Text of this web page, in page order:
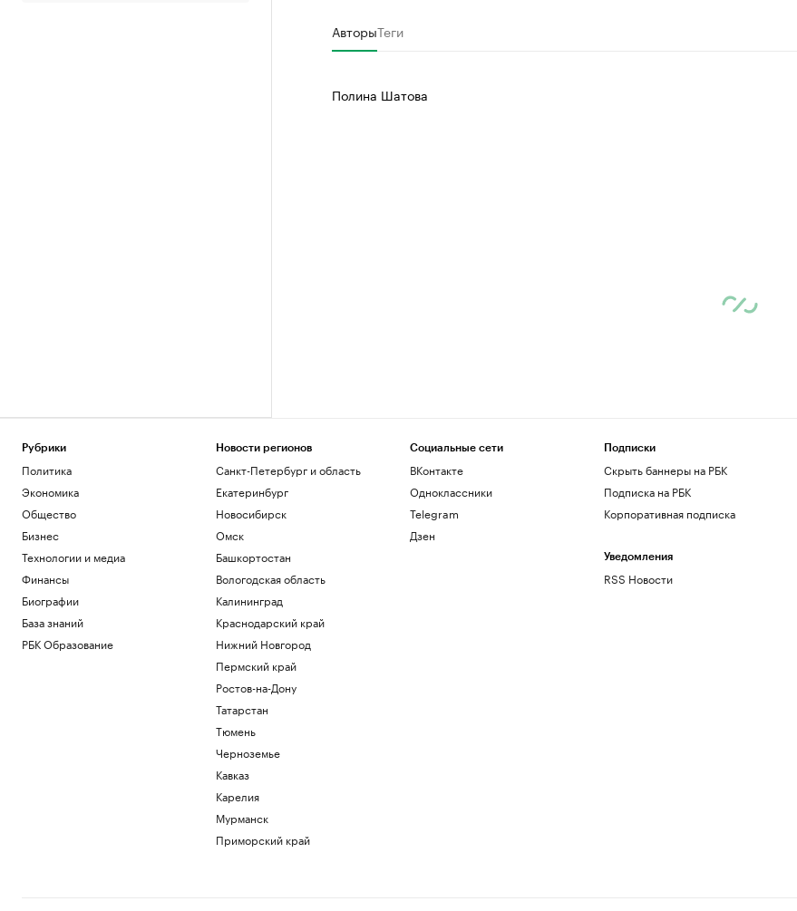
АвторыТеги
Полина Шатова
Рубрики
Политика
Экономика
Общество
Бизнес
Технологии и медиа
Финансы
Биографии
База знаний
РБК Образование
Новости регионов
Санкт-Петербург и область
Екатеринбург
Новосибирск
Омск
Башкортостан
Вологодская область
Калининград
Краснодарский край
Нижний Новгород
Пермский край
Ростов-на-Дону
Татарстан
Тюмень
Черноземье
Кавказ
Карелия
Мурманск
Приморский край
Социальные сети
ВКонтакте
Одноклассники
Telegram
Дзен
Подписки
Скрыть баннеры на РБК
Подписка на РБК
Корпоративная подписка
Уведомления
RSS Новости